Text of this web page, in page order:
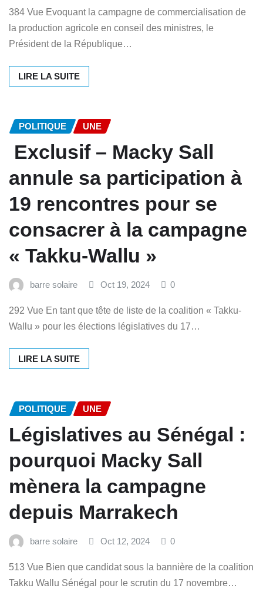
384 Vue Evoquant la campagne de commercialisation de
la production agricole en conseil des ministres, le
Président de la République…
LIRE LA SUITE
POLITIQUE UNE
Exclusif – Macky Sall
annule sa participation à
19 rencontres pour se
consacrer à la campagne
« Takku-Wallu »
barre solaire Oct 19, 2024 0
292 Vue En tant que tête de liste de la coalition « Takku-
Wallu » pour les élections législatives du 17…
LIRE LA SUITE
POLITIQUE UNE
Législatives au Sénégal :
pourquoi Macky Sall
mènera la campagne
depuis Marrakech
barre solaire Oct 12, 2024 0
513 Vue Bien que candidat sous la bannière de la coalition
Takku Wallu Sénégal pour le scrutin du 17 novembre…